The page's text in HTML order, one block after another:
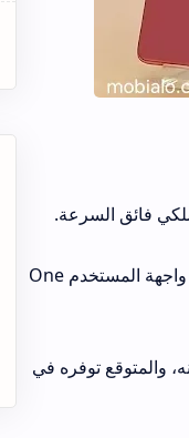
فائق السرعة.
اكتشف موقع Android Authority إشارة إلى "الشحن اللاسلكي فائق السرعة" في شفرة تحديث واجهة المستخدم One
ترددت شائعات عنه، والمتوقع توفره في